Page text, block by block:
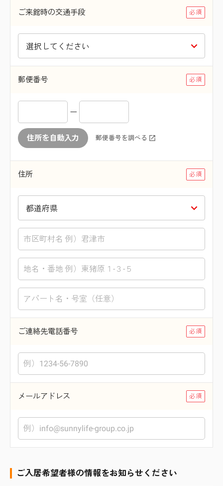
ご来館時の交通手段
郵便番号
ー
住所を自動入力 郵便番号を調べる
住所
ご連絡先電話番号
メールアドレス
ご入居希望者様の情報をお知らせください